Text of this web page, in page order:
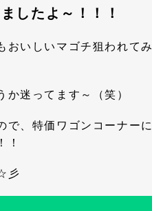
したよ～！！！
おいしいマゴチ狙われてみ
迷ってます～（笑）
で、特価ワゴンコーナーに
！
彡